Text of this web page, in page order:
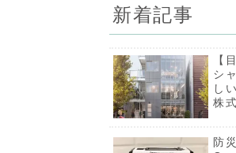
新着記事
【
シ
し
株
防